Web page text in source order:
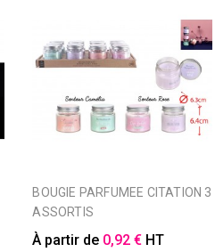
BOUGIE PARFUMEE CITATION 3
ASSORTIS
À partir de 0,92 € HT